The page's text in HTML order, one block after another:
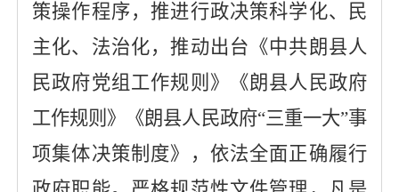
策操作程序，推进行政决策科学化、民
主化、法治化，推动出台《中共朗县人
民政府党组工作规则》《朗县人民政府
工作规则》《朗县人民政府“三重一大”事
项集体决策制度》
，依法全面正确履行